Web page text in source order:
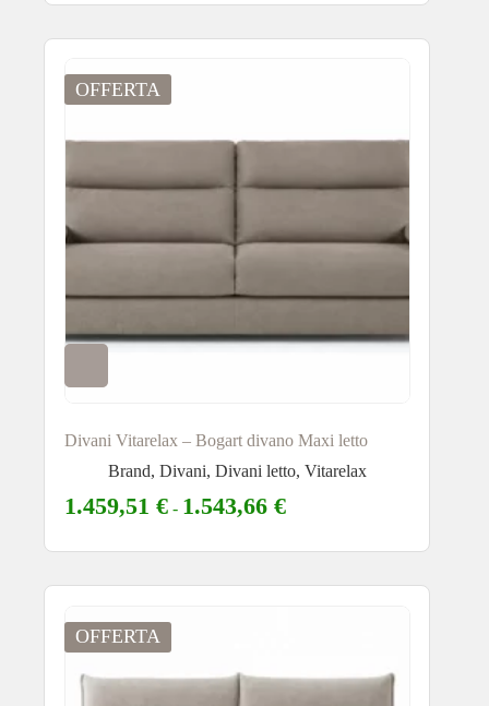
OFFERTA
Divani Vitarelax – Bogart divano Maxi letto
Brand, Divani, Divani letto, Vitarelax
1.459,51 € - 1.543,66 €
OFFERTA